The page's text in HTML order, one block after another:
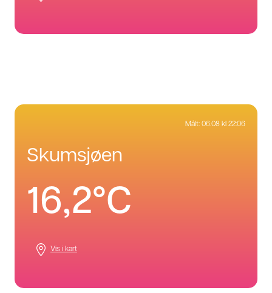
Målt: 06.08 kl 22:06
skumsjøen
16,2°C
Vis i kart